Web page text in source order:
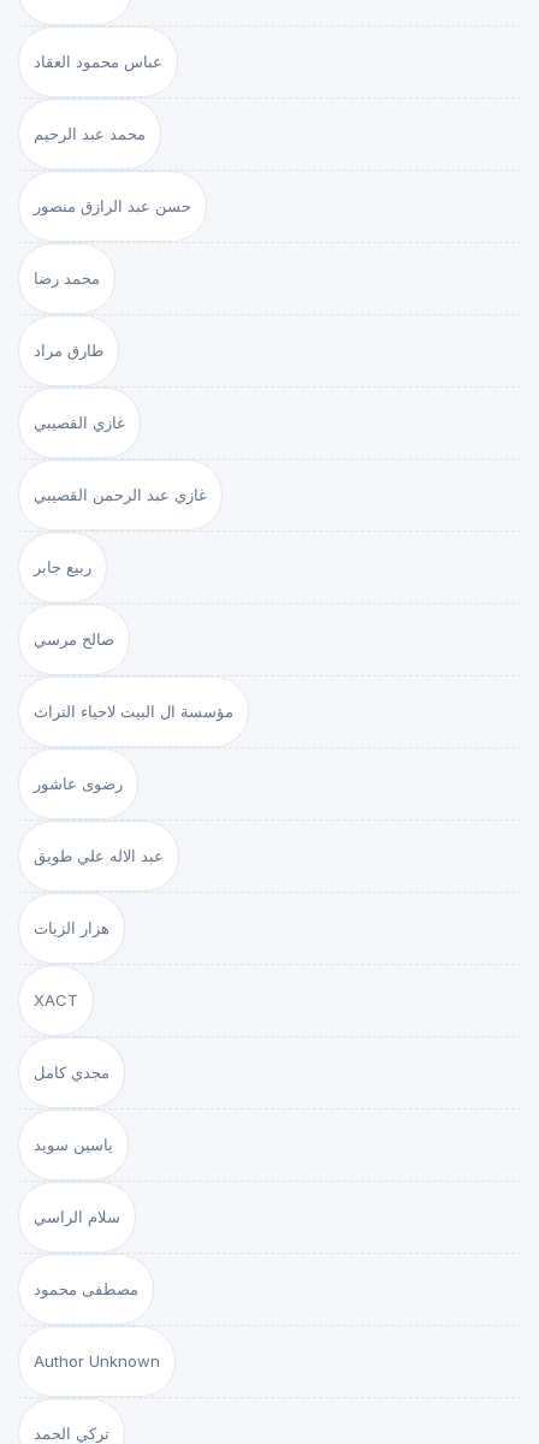
عباس محمود العقاد
محمد عبد الرحيم
حسن عبد الرازق منصور
محمد رضا
طارق مراد
غازي القصيبي
غازي عبد الرحمن القصيبي
ربيع جابر
صالح مرسي
مؤسسة ال البيت لاحياء التراث
رضوى عاشور
عبد الاله علي طويق
هزار الزيات
XACT
مجدي كامل
ياسين سويد
سلام الراسي
مصطفى محمود
Author Unknown
تركي الحمد